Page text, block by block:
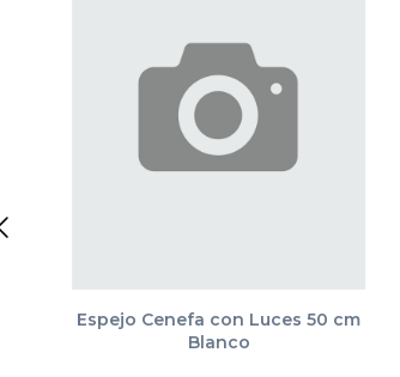
Espejo Cenefa con Luces 50 cm
Blanco